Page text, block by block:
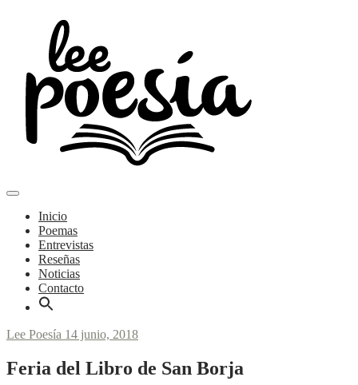
Lee Poesía
Poemas y entrevistas
Menu
Inicio
Poemas
Entrevistas
Reseñas
Noticias
Contacto
Lee Poesía 14 junio, 2018
Feria del Libro de San Borja